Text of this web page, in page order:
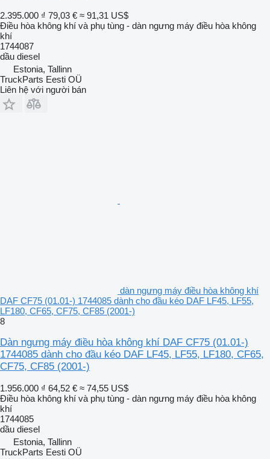
2.395.000 ₫ 79,03 € ≈ 91,31 US$
Điều hòa không khí và phụ tùng - dàn ngưng máy điều hòa không
khí
1744087
dầu diesel
Estonia, Tallinn
TruckParts Eesti OÜ
Liên hệ với người bán
dàn ngưng máy điều hòa không khí
DAF CF75 (01.01-) 1744085 dành cho đầu kéo DAF LF45, LF55,
LF180, CF65, CF75, CF85 (2001-)
8
Dàn ngưng máy điều hòa không khí DAF CF75 (01.01-)
1744085 dành cho đầu kéo DAF LF45, LF55, LF180, CF65,
CF75, CF85 (2001-)
1.956.000 ₫ 64,52 € ≈ 74,55 US$
Điều hòa không khí và phụ tùng - dàn ngưng máy điều hòa không
khí
1744085
dầu diesel
Estonia, Tallinn
TruckParts Eesti OÜ